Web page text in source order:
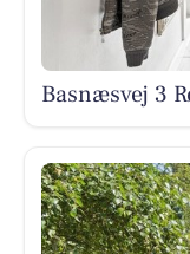
Basnæsvej 3